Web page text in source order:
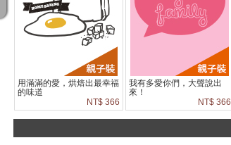
用滿滿的愛，烘焙出最幸福
的味道
NT$ 366
我有多愛你們，大聲說出
來！
NT$ 366